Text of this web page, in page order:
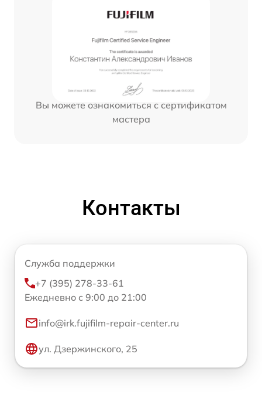
Вы можете ознакомиться с сертификатом
мастера
Контакты
Служба поддержки
+7 (395) 278-33-61
Ежедневно с 9:00 до 21:00
info@irk.fujifilm-repair-center.ru
ул. Дзержинского, 25